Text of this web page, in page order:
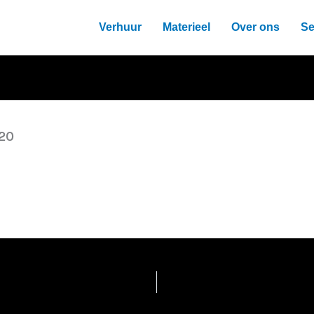
Verhuur Materieel Over ons